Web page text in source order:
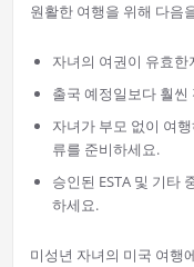
원활한 여행을 위해 다음
자녀의 여권이 유효한
출국 예정일보다 훨씬
자녀가 부모 없이 여
류를 준비하세요.
승인된 ESTA 및 기타
하세요.
미성년 자녀의 미국 여행